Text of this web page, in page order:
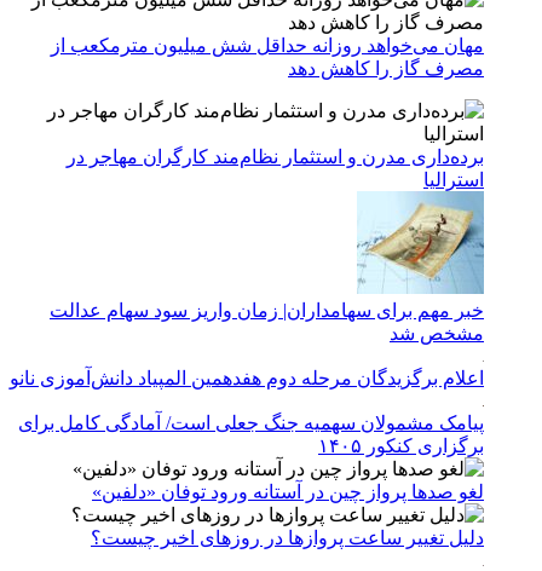
مهان می‌خواهد روزانه حداقل شش میلیون مترمکعب از
مصرف گاز را کاهش دهد
برده‌داری مدرن و استثمار نظام‌مند کارگران مهاجر در
استرالیا
خبر مهم برای سهامداران| زمان واریز سود سهام عدالت
مشخص شد
اعلام برگزیدگان مرحله دوم هفدهمین المپیاد دانش‌آموزی نانو
پیامک مشمولان سهمیه جنگ جعلی است/ آمادگی کامل برای
برگزاری کنکور ۱۴۰۵
لغو صدها پرواز چین در آستانه ورود توفان «دلفین»
دلیل تغییر ساعت پروازها در روزهای اخیر چیست؟